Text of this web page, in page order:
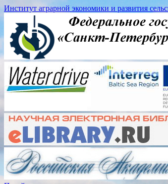
Институт аграрной экономики и развития